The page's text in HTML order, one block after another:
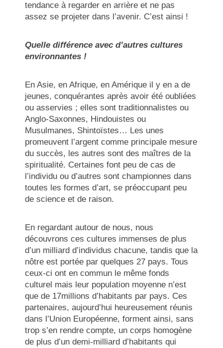
tendance à regarder en arrière et ne pas
assez se projeter dans l’avenir. C’est ainsi !
Quelle différence avec d’autres cultures
environnantes !
En Asie, en Afrique, en Amérique il y en a de
jeunes, conquérantes après avoir été oubliées
ou asservies ; elles sont traditionnalistes ou
Anglo-Saxonnes, Hindouistes ou
Musulmanes, Shintoïstes… Les unes
promeuvent l’argent comme principale mesure
du succès, les autres sont des maîtres de la
spiritualité. Certaines font peu de cas de
l’individu ou d’autres sont championnes dans
toutes les formes d’art, se préoccupant peu
de science et de raison.
En regardant autour de nous, nous
découvrons ces cultures immenses de plus
d’un milliard d’individus chacune, tandis que la
nôtre est portée par quelques 27 pays. Tous
ceux-ci ont en commun le même fonds
culturel mais leur population moyenne n’est
que de 17millions d’habitants par pays. Ces
partenaires, aujourd’hui heureusement réunis
dans l’Union Européenne, forment ainsi, sans
trop s’en rendre compte, un corps homogène
de plus d’un demi-milliard d’habitants qui